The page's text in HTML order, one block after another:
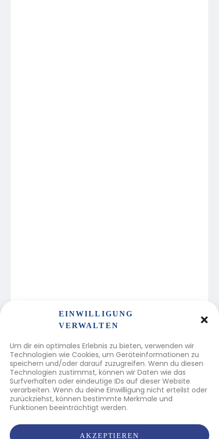
EINWILLIGUNG
VERWALTEN
Um dir ein optimales Erlebnis zu bieten, verwenden wir
Technologien wie Cookies, um Geräteinformationen zu
speichern und/oder darauf zuzugreifen. Wenn du diesen
Technologien zustimmst, können wir Daten wie das
Surfverhalten oder eindeutige IDs auf dieser Website
verarbeiten. Wenn du deine Einwilligung nicht erteilst oder
zurückziehst, können bestimmte Merkmale und
Funktionen beeinträchtigt werden.
AKZEPTIEREN
DIESEN BEITRAG TEILEN
Katholische Frauenbewegung Österreichs
A-1010 Wien, Spiegelgasse 3/2/7
Tel.:+43 1 51 611 1630